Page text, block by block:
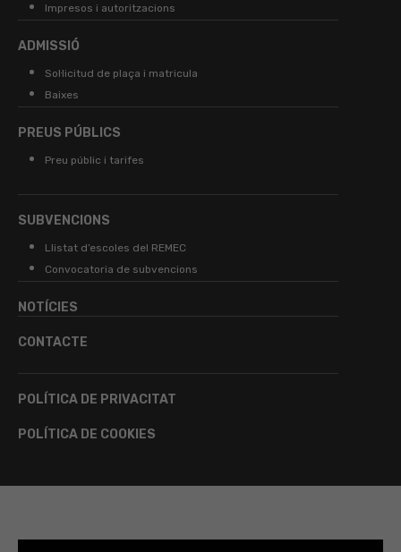
Impresos i autoritzacions
ADMISSIÓ
Sol·licitud de plaça i matricula
Baixes
PREUS PÚBLICS
Preu públic i tarifes
SUBVENCIONS
Llistat d’escoles del REMEC
Convocatoria de subvencions
NOTÍCIES
CONTACTE
POLÍTICA DE PRIVACITAT
POLÍTICA DE COOKIES